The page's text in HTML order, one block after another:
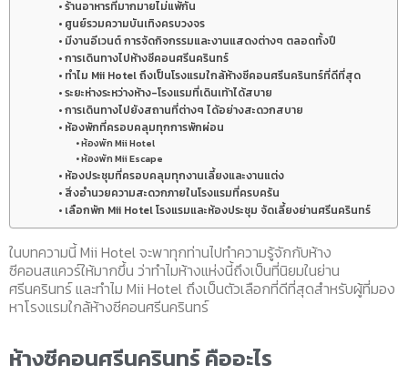
ร้านอาหารที่มากมายไม่แพ้กัน
ศูนย์รวมความบันเทิงครบวงจร
มีงานอีเวนต์ การจัดกิจกรรมและงานแสดงต่างๆ ตลอดทั้งปี
การเดินทางไปห้างซีคอนศรีนครินทร์
ทำไม Mii Hotel ถึงเป็นโรงแรมใกล้ห้างซีคอนศรีนครินทร์ที่ดีที่สุด
ระยะห่างระหว่างห้าง-โรงแรมที่เดินเท้าได้สบาย
การเดินทางไปยังสถานที่ต่างๆ ได้อย่างสะดวกสบาย
ห้องพักที่ครอบคลุมทุกการพักผ่อน
ห้องพัก Mii Hotel
ห้องพัก Mii Escape
ห้องประชุมที่ครอบคลุมทุกงานเลี้ยงและงานแต่ง
สิ่งอำนวยความสะดวกภายในโรงแรมที่ครบครัน
เลือกพัก Mii Hotel โรงแรมและห้องประชุม จัดเลี้ยงย่านศรีนครินทร์
ในบทความนี้ Mii Hotel จะพาทุกท่านไปทำความรู้จักกับห้าง
ซีคอนสแควร์ให้มากขึ้น ว่าทำไมห้างแห่งนี้ถึงเป็นที่นิยมในย่าน
ศรีนครินทร์ และทำไม Mii Hotel ถึงเป็นตัวเลือกที่ดีที่สุดสำหรับผู้ที่มอง
หาโรงแรมใกล้ห้างซีคอนศรีนครินทร์
ห้างซีคอนศรีนครินทร์ คืออะไร